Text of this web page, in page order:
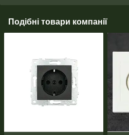
Подібні товари компанії